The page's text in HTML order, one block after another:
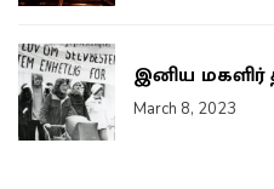
இனிய மகளிர்
March 8, 2023